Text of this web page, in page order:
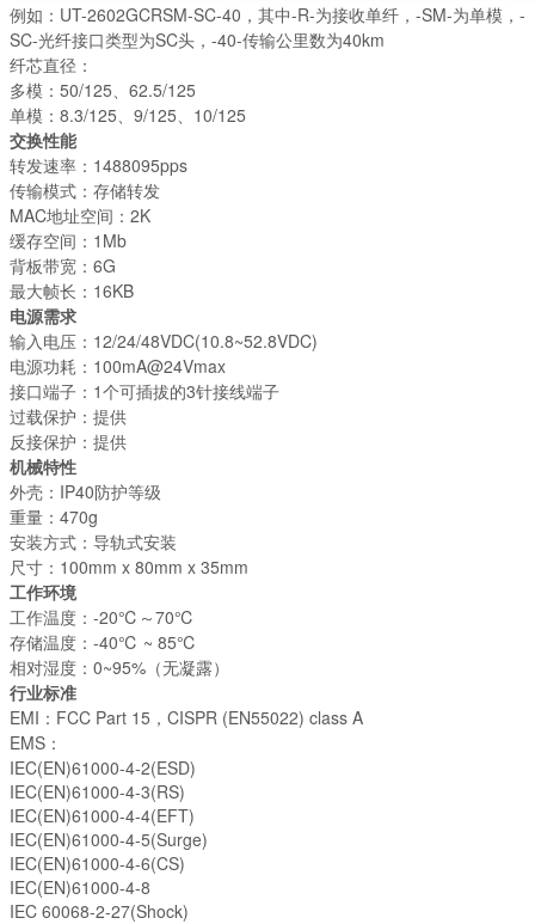
例如：UT-2602GCRSM-SC-40，其中-R-为接收单纤，-SM-为单模，-
SC-光纤接口类型为SC头，-40-传输公里数为40km
纤芯直径：
多模：50/125、62.5/125
单模：8.3/125、9/125、10/125
交换性能
转发速率：1488095pps
传输模式：存储转发
MAC地址空间：2K
缓存空间：1Mb
背板带宽：6G
最大帧长：16KB
电源需求
输入电压：12/24/48VDC(10.8~52.8VDC)
电源功耗：100mA@24Vmax
接口端子：1个可插拔的3针接线端子
过载保护：提供
反接保护：提供
机械特性
外壳：IP40防护等级
重量：470g
安装方式：导轨式安装
尺寸：100mm x 80mm x 35mm
工作环境
工作温度：-20℃～70℃
存储温度：-40℃ ~ 85℃
相对湿度：0~95%（无凝露）
行业标准
EMI：FCC Part 15，CISPR (EN55022) class A
EMS：
IEC(EN)61000-4-2(ESD)
IEC(EN)61000-4-3(RS)
IEC(EN)61000-4-4(EFT)
IEC(EN)61000-4-5(Surge)
IEC(EN)61000-4-6(CS)
IEC(EN)61000-4-8
IEC 60068-2-27(Shock)